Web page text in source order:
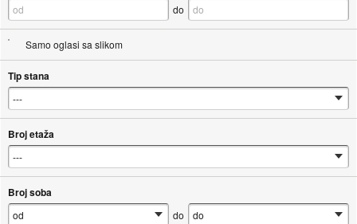
do
Samo oglasi sa slikom
Tip stana
Broj etaža
Broj soba
do